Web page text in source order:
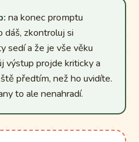
na konec promptu
dáš, zkontroluj si
sedí a že je vše věku
výstup projde kriticky a
předtím, než ho uvidíte.
to ale nenahradí.